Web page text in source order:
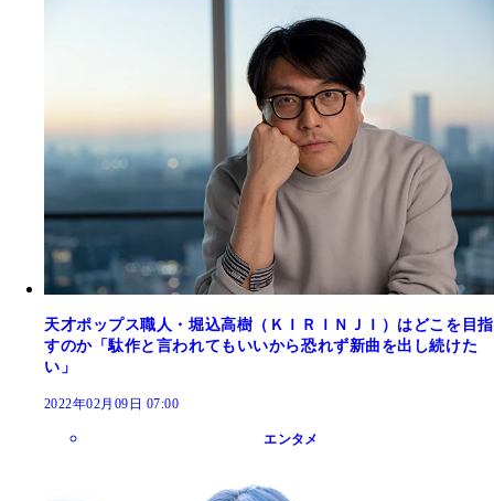
天才ポップス職人・堀込高樹（ＫＩＲＩＮＪＩ）はどこを目指
すのか「駄作と言われてもいいから恐れず新曲を出し続けた
い」
2022年02月09日 07:00
エンタメ